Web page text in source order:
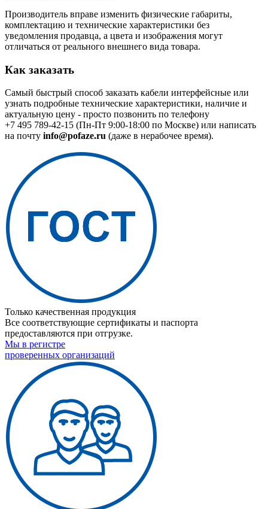
Производитель вправе изменить физические габариты,
комплектацию и технические характеристики без
уведомления продавца, а цвета и изображения могут
отличаться от реального внешнего вида товара.
Как заказать
Самый быстрый способ заказать кабели интерфейсные или
узнать подробные технические характеристики, наличие и
актуальную цену - просто позвонить по телефону
+7 495 789-42-15 (Пн-Пт 9:00-18:00 по Москве) или написать
на почту info@pofaze.ru (даже в нерабочее время).
Только качественная продукция
Все соответствующие сертификаты и паспорта
предоставляются при отгрузке.
Мы в регистре
проверенных организаций